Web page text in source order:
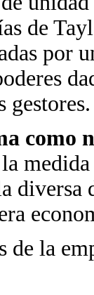
de
por
gestores.
como
de la